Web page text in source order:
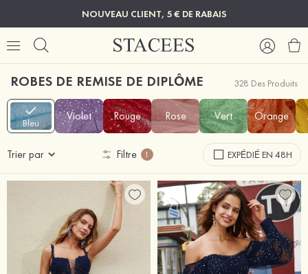
NOUVEAU CLIENT, 5 € DE RABAIS
ROBES DE REMISE DE DIPLÔME 328 Des Produits
Bleu Violet Rouge Rose Vert Orange
Trier par Filtre 1 EXPÉDIÉ EN 48H